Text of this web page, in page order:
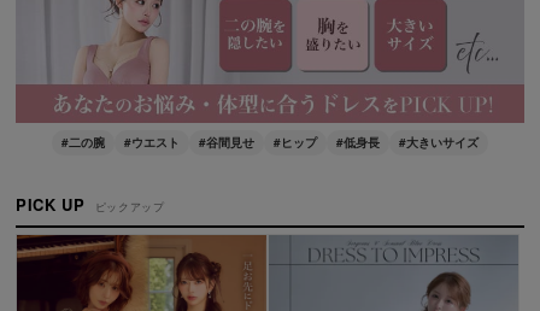
#二の腕 #ウエスト #谷間見せ #ヒップ #低身長 #大きいサイズ
PICK UP ピックアップ